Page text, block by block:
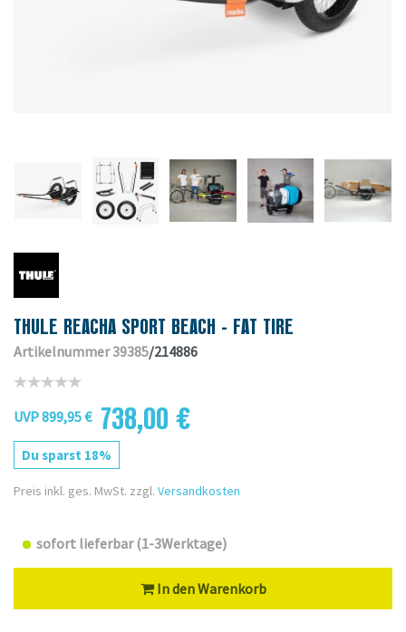
THULE REACHA SPORT BEACH - FAT TIRE
Artikelnummer 39385/214886
UVP 899,95 € 738,00 €
Du sparst 18%
Preis inkl. ges. MwSt. zzgl. Versandkosten
sofort lieferbar (1-3Werktage)
In den Warenkorb